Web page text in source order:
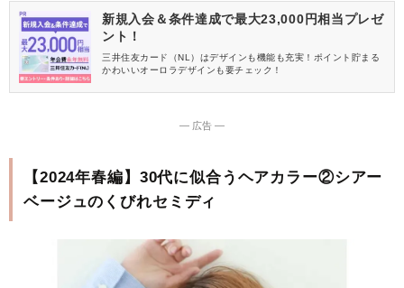
新規入会＆条件達成で最大23,000円相当プレゼ
ント！
三井住友カード（NL）はデザインも機能も充実！ポイント貯まる
かわいいオーロラデザインも要チェック！
― 広告 ―
【2024年春編】30代に似合うヘアカラー②シアー
ベージュのくびれセミディ